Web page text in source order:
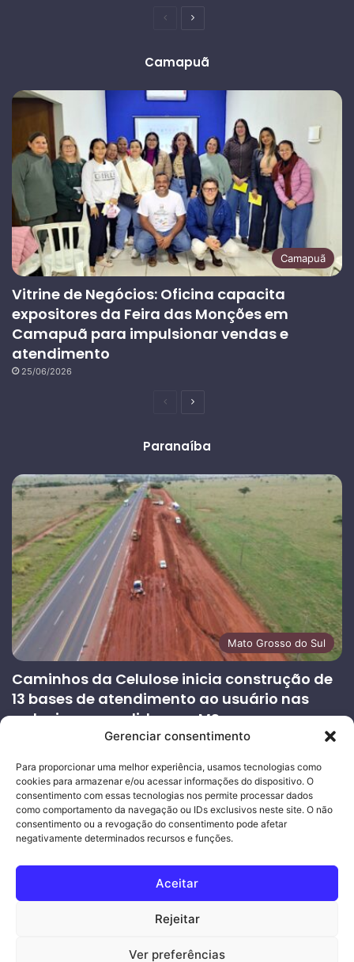
Gerenciar consentimento
Para proporcionar uma melhor experiência, usamos tecnologias como
cookies para armazenar e/ou acessar informações do dispositivo. O
consentimento com essas tecnologias nos permite processar dados
como comportamento da navegação ou IDs exclusivos neste site. O não
consentimento ou a revogação do consentimento pode afetar
negativamente determinados recursos e funções.
Aceitar
Rejeitar
Ver preferências
PáginaPróxima
Camapuã
Camapuã
Vitrine de Negócios: Oficina capacita
expositores da Feira das Monções em
Camapuã para impulsionar vendas e
atendimento
25/06/2026
PáginaPróxima
Paranaíba
Mato Grosso do Sul
Caminhos da Celulose inicia construção de
13 bases de atendimento ao usuário nas
rodovias concedidas em MS
Página
anterior
Próxima
página
Ouro Empresas- Desenvolvimento Web
Joeber Garcia
FacebookInstagram